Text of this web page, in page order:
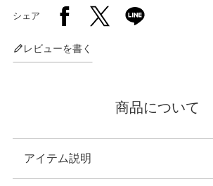
FOLLOW US
シェア
レビューを書く
商品について
アイテム説明